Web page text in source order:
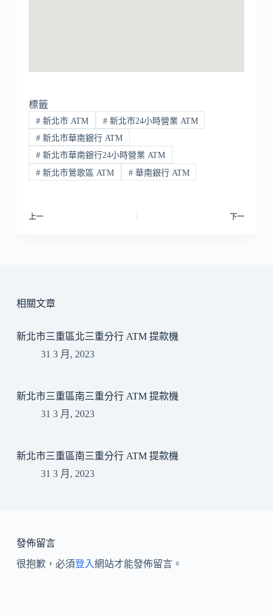
標籤
#新北市 ATM #新北市24小時營業 ATM
#新北市華南銀行 ATM
#新北市華南銀行24小時營業 ATM
#新北市鶯歌區 ATM #華南銀行 ATM
上一 下一
相關文章
新北市三重區北三重分行 ATM 提款機
31 3 月, 2023
新北市三重區南三重分行 ATM 提款機
31 3 月, 2023
新北市三重區南三重分行 ATM 提款機
31 3 月, 2023
發佈留言
很抱歉，必須登入網站才能發佈留言。